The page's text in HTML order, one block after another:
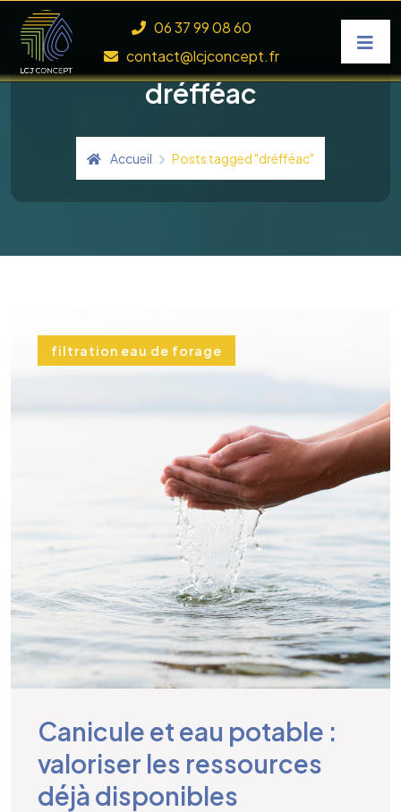
06 37 99 08 60
contact@lcjconcept.fr
Skip to content
dréfféac
Accueil Posts tagged "dréfféac"
filtration eau de forage
Canicule et eau potable :
valoriser les ressources
déjà disponibles